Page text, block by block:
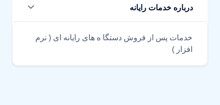
درباره خدمات رایانه
خدمات پس از فروش دستگا ه های رایانه ای ( نرم
افزار )